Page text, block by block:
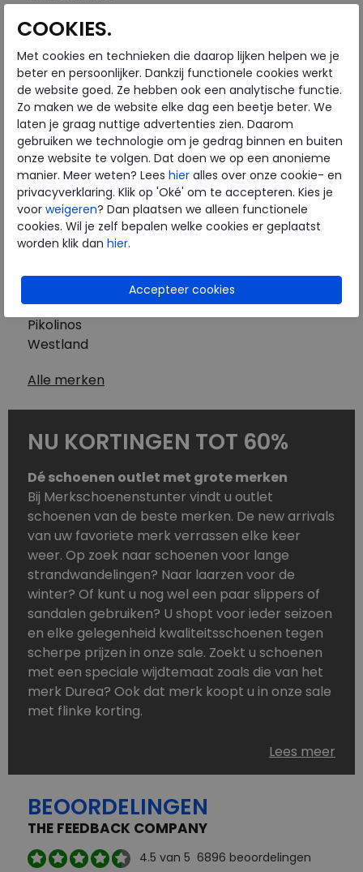
Gabor
Piedi Nudi
Pikolinos
Solidus
Think
Waldlaufer
Westland
Wolky
Herenschoenen
Australian
Birkenstock
Clarks
Mephisto
Pikolinos
Westland
Alle merken
NU KORTINGEN TOT 60%
Dé schoenen outlet met grote merken
Bij Merkschoenenstunter vindt u outlet
schoenen van de beste merken. De new arrivals
van uw favoriete merk verrassen elke keer
weer. Op zoek naar schoenen voor lange
strandwandelingen? Naar laarzen voor de
winter? Of kunt u nog wel een paar slippers of
sandalen gebruiken? U shopt voor ieder seizoen
en elke gelegenheid kwaliteitsschoenen tegen
scherpe prijzen in onze sale. Zoekt u schoenen
met een speciale wijdtemaat zoals die van het
merk Durea? Ook dat merk koopt u in onze sale
met flinke korting.
Schoenen heeft u nooit genoeg. Goedkope
schoenen, maar dus wel van topmerken,
aanbod is zo compleet dat u altijd wel een
passend paar vindt.
Welke schoenmerken vindt u in onze online
Lees meer
BEOORDELINGEN
THE FEEDBACK COMPANY
4.5 van 5 6896 beoordelingen
COOKIES.
Met cookies en technieken die daarop lijken helpen we je
beter en persoonlijker. Dankzij functionele cookies werkt
de website goed. Ze hebben ook een analytische functie.
Zo maken we de website elke dag een beetje beter. We
laten je graag nuttige advertenties zien. Daarom
gebruiken we technologie om je gedrag binnen en buiten
onze website te volgen. Dat doen we op een anonieme
manier. Meer weten? Lees hier alles over onze cookie- en
privacyverklaring. Klik op 'Oké' om te accepteren. Kies je
voor weigeren? Dan plaatsen we alleen functionele
cookies. Wil je zelf bepalen welke cookies er geplaatst
worden klik dan hier.